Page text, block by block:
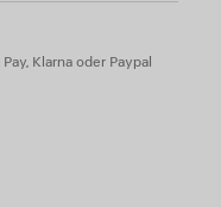
Klarna oder Paypal